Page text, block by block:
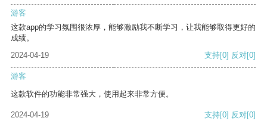
游客
这款app的学习氛围很浓厚，能够激励我不断学习，让我能够取得更好的
成绩。
2024-04-19
支持[0] 反对[0]
游客
这款软件的功能非常强大，使用起来非常方便。
2024-04-19 支持[0] 反对[0]